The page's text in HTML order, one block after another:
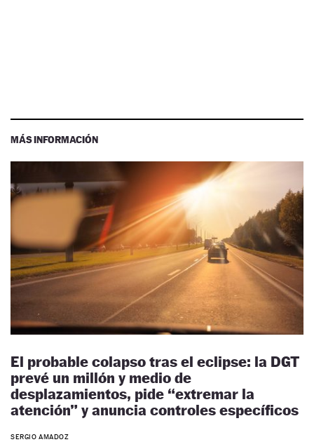
MÁS INFORMACIÓN
El probable colapso tras el eclipse: la DGT
prevé un millón y medio de
desplazamientos, pide “extremar la
atención” y anuncia controles específicos
SERGIO AMADOZ